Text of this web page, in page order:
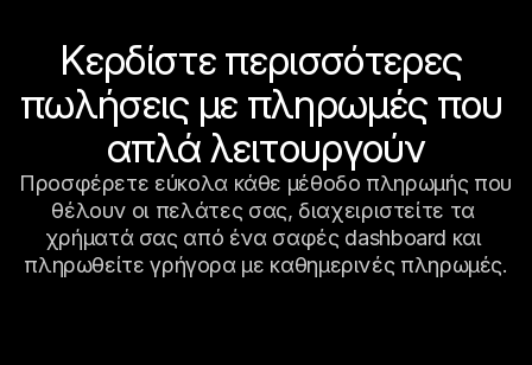
Κερδίστε περισσότερες
πωλήσεις με πληρωμές που
απλά λειτουργούν
Προσφέρετε εύκολα κάθε μέθοδο πληρωμής που
θέλουν οι πελάτες σας, διαχειριστείτε τα
χρήματά σας από ένα σαφές dashboard και
πληρωθείτε γρήγορα με καθημερινές πληρωμές.